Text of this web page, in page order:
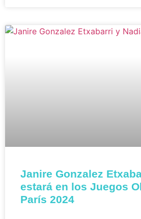
Janire Gonzalez
estará en los Juegos
París 2024